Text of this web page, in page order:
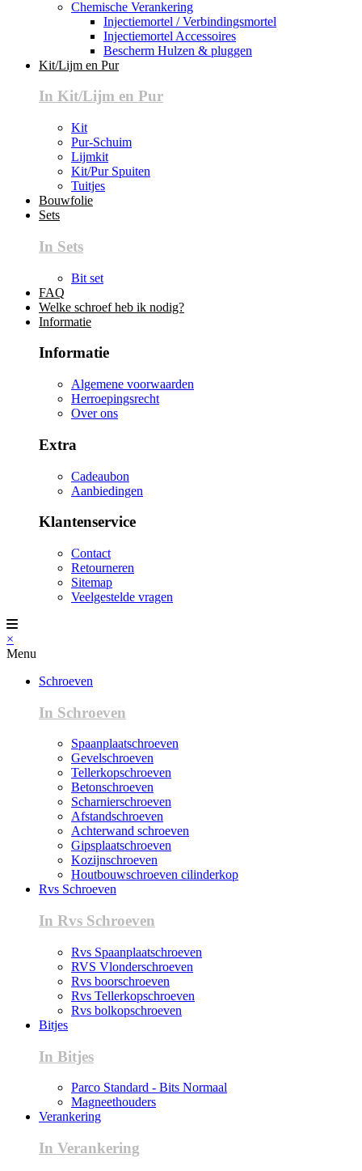
Chemische Verankering
Injectiemortel / Verbindingsmortel
Injectiemortel Accessoires
Bescherm Hulzen & pluggen
Kit/Lijm en Pur
In Kit/Lijm en Pur
Kit
Pur-Schuim
Lijmkit
Kit/Pur Spuiten
Tuitjes
Bouwfolie
Sets
In Sets
Bit set
FAQ
Welke schroef heb ik nodig?
Informatie
Informatie
Algemene voorwaarden
Herroepingsrecht
Over ons
Extra
Cadeaubon
Aanbiedingen
Klantenservice
Contact
Retourneren
Sitemap
Veelgestelde vragen
×
Menu
Schroeven
In Schroeven
Spaanplaatschroeven
Gevelschroeven
Tellerkopschroeven
Betonschroeven
Scharnierschroeven
Afstandschroeven
Achterwand schroeven
Gipsplaatschroeven
Kozijnschroeven
Houtbouwschroeven cilinderkop
Rvs Schroeven
In Rvs Schroeven
Rvs Spaanplaatschroeven
RVS Vlonderschroeven
Rvs boorschroeven
Rvs Tellerkopschroeven
Rvs bolkopschroeven
Bitjes
In Bitjes
Parco Standard - Bits Normaal
Magneethouders
Verankering
In Verankering